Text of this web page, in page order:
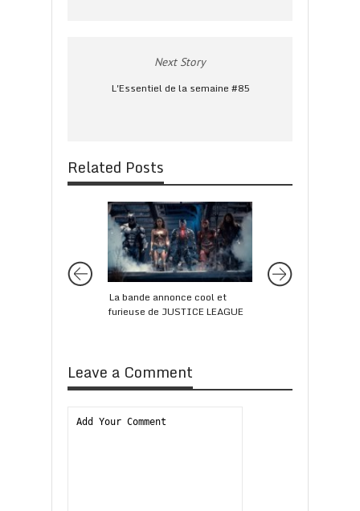
Next Story
L'Essentiel de la semaine #85
Related Posts
La bande annonce cool et
furieuse de JUSTICE LEAGUE
Leave a Comment